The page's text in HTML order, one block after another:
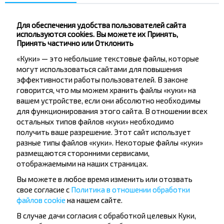
Подпишись на получение новостей и
Подписаться
Вопрос - Ответ
Как забронировать билеты?
Существуют ли ограничения на
Для обеспечения удобства пользователей сайта
используются cookies. Вы можете их Принять,
Принять частично или Отклонить
«Куки» — это небольшие текстовые файлы, которые
могут использоваться сайтами для повышения
эффективности работы пользователей. В законе
говорится, что мы можем хранить файлы «куки» на
вашем устройстве, если они абсолютно необходимы
для функционирования этого сайта. В отношении всех
остальных типов файлов «куки» необходимо
получить ваше разрешение. Этот сайт использует
разные типы файлов «куки». Некоторые файлы «куки»
размещаются сторонними сервисами,
отображаемыми на наших страницах.
Вы можете в любое время изменить или отозвать
свое согласие с Политика в отношении обработки
файлов cookie на нашем сайте.
В случае дачи согласия с обработкой целевых Куки,